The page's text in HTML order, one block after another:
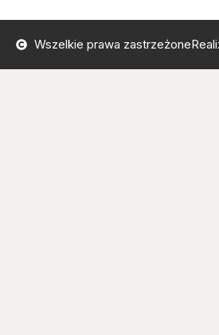
Wszelkie prawa zastrzeżone